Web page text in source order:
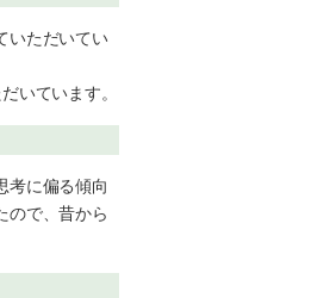
いただいてい
いています。
考に偏る傾向
ので、昔から